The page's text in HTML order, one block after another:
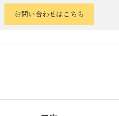
お問い合わせはこちら